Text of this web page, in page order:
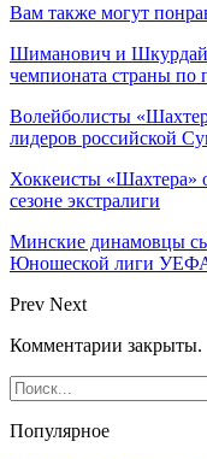
Вам также могут
Шиманович и Шкурдай
чемпионата страны по
Волейболисты
лидеров российской
Хоккеисты «Шахтера»
сезоне экстралиги
Минские динамовцы
Юношеской лиги
Prev Next
Комментарии закрыты.
Популярное